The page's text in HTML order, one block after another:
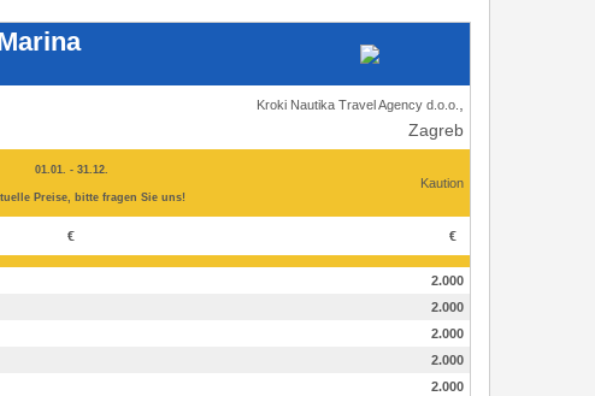
Kroki Nautika Travel Agency d.o.o.
Zagreb
01.01. - 31.12.
Preise, bitte fragen Sie uns!
Kaution
€ €
2.000
2.000
2.000
2.000
2.000